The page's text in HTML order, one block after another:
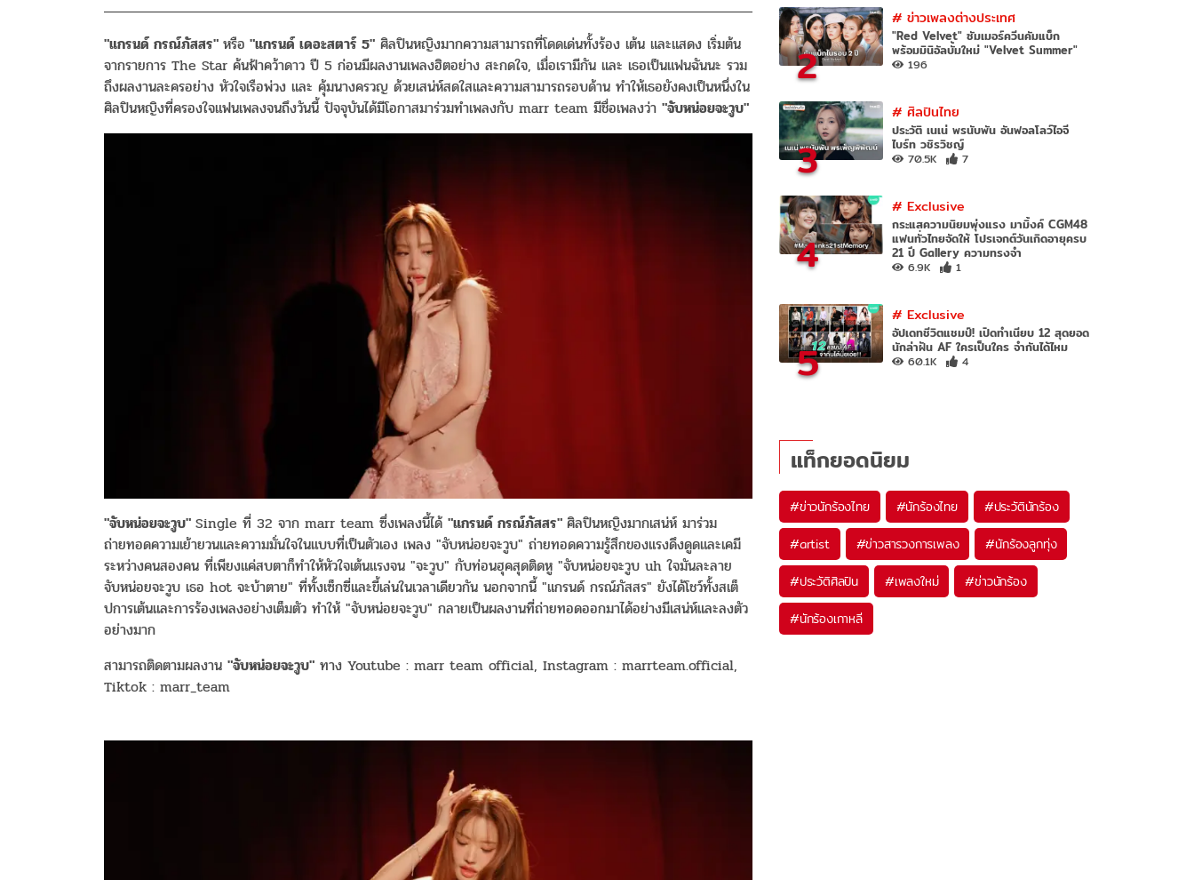
"แกรนด์ กรณ์ภัสสร" หรือ "แกรนด์ เดอะสตาร์ 5" ศิลปินหญิงมากความสามารถที่โดดเด่นทั้งร้อง เต้น และแสดง เริ่มต้น
จากรายการ The Star ค้นฟ้าคว้าดาว ปี 5 ก่อนมีผลงานเพลงฮิตอย่าง สะกดใจ, เมื่อเรามีกัน และ เธอเป็นแฟนฉันนะ รวม
ถึงผลงานละครอย่าง หัวใจเรือพ่วง และ คุ้มนางครวญ ด้วยเสน่ห์สดใสและความสามารถรอบด้าน ทำให้เธอยังคงเป็นหนึ่งใน
ศิลปินหญิงที่ครองใจแฟนเพลงจนถึงวันนี้ ปัจจุบันได้มีโอกาสมาร่วมทำเพลงกับ marr team มีชื่อเพลงว่า "จับหน่อยจะวูบ"
"จับหน่อยจะวูบ" Single ที่ 32 จาก marr team ซึ่งเพลงนี้ได้ "แกรนด์ กรณ์ภัสสร" ศิลปินหญิงมากเสน่ห์ มาร่วม
ถ่ายทอดความเย้ายวนและความมั่นใจในแบบที่เป็นตัวเอง เพลง "จับหน่อยจะวูบ" ถ่ายทอดความรู้สึกของแรงดึงดูดและเคมี
ระหว่างคนสองคน ที่เพียงแค่สบตาก็ทำให้หัวใจเต้นแรงจน "จะวูบ" กับท่อนฮุคสุดติดหู "จับหน่อยจะวูบ uh ใจมันละลาย
จับหน่อยจะวูบ เธอ hot จะบ้าตาย" ที่ทั้งเซ็กซี่และขี้เล่นในเวลาเดียวกัน นอกจากนี้ "แกรนด์ กรณ์ภัสสร" ยังได้โชว์ทั้งสเต็
ปการเต้นและการร้องเพลงอย่างเต็มตัว ทำให้ "จับหน่อยจะวูบ" กลายเป็นผลงานที่ถ่ายทอดออกมาได้อย่างมีเสน่ห์และลงตัว
อย่างมาก
สามารถติดตามผลงาน "จับหน่อยจะวูบ" ทาง Youtube : marr team official, Instagram : marrteam.official,
Tiktok : marr_team
2
# ข่าวเพลงต่างประเทศ
"Red Velvet" ซัมเมอร์ควีนคัมแบ็ก
พร้อมมินิอัลบั้มใหม่ "Velvet Summer"
196
3
# ศิลปินไทย
ประวัติ เนเน่ พรนับพัน อันฟอลโลว์ไอจี
ไบร์ท วชิรวิชญ์
70.5K 7
4
# Exclusive
กระแสความนิยมพุ่งแรง มามิ้งค์ CGM48
แฟนทั่วไทยจัดให้ โปรเจกต์วันเกิดอายุครบ
21 ปี Gallery ความทรงจำ
6.9K 1
5
# Exclusive
อัปเดทชีวิตแชมป์! เปิดทำเนียบ 12 สุดยอด
นักล่าฝัน AF ใครเป็นใคร จำกันได้ไหม
60.1K 4
แท็กยอดนิยม
#ข่าวนักร้องไทย #นักร้องไทย #ประวัตินักร้อง
#artist #ข่าวสารวงการเพลง #นักร้องลูกทุ่ง
#ประวัติศิลปิน #เพลงใหม่ #ข่าวนักร้อง
#นักร้องเกาหลี